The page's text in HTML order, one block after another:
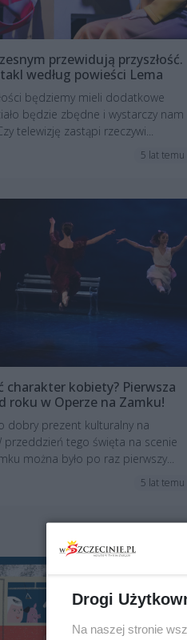
przewidują przyszłość.
według powieści Lema
będziemy mieli dodatkowe
będzie zbędne i wystarczy nam
telewizję zastąpi rzeczywi...
5 lat temu
charakter kobiety? Pierwsza
roku w Operze na Zamku!
dobry prezent kulturalny na
przeddzień tego święta na scenie
można było po raz pierwszy...
5 lat temu
Drogi
Na naszej stronie